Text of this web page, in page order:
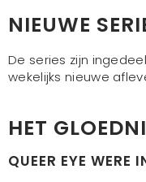
NIEUWE
De series zijn
wekelijks nieuwe
HET
QUEER EYE WERE